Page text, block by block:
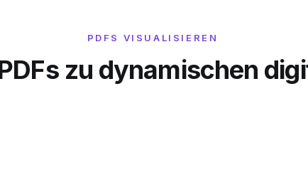
PDFS VISUALISIEREN
zu dynamischen